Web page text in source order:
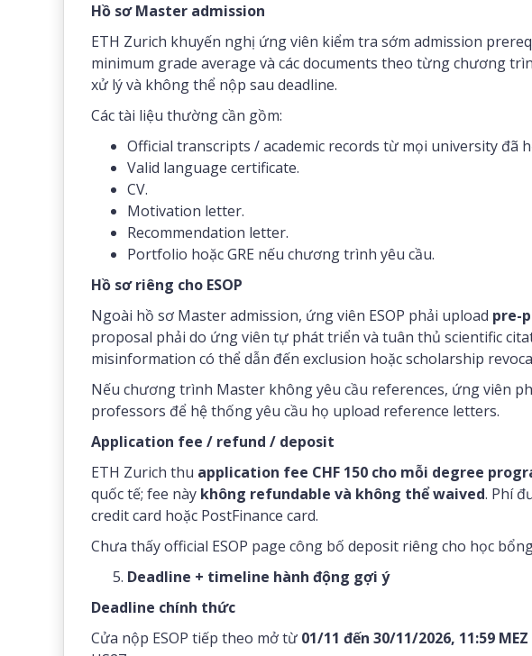
Hồ sơ Master admission
ETH Zurich khuyến nghị ứng viên kiểm tra sớm admission
minimum grade average và các documents theo từng chương
xử lý và không thể nộp sau deadline.
Các tài liệu thường cần gồm:
Official transcripts / academic records từ mọi university đã
Valid language certificate.
CV.
Motivation letter.
Recommendation letter.
Portfolio hoặc GRE nếu chương trình yêu cầu.
Hồ sơ riêng cho ESOP
Ngoài hồ sơ Master admission, ứng viên ESOP phải upload pre-
proposal phải do ứng viên tự phát triển và tuân thủ scientific
misinformation có thể dẫn đến exclusion hoặc scholarship
Nếu chương trình Master không yêu cầu references, ứng viên
professors để hệ thống yêu cầu họ upload reference letters.
Application fee / refund / deposit
ETH Zurich thu application fee CHF 150 cho mỗi degree
quốc tế; fee này không refundable và không thể waived. Phí
credit card hoặc PostFinance card.
Chưa thấy official ESOP page công bố deposit riêng cho học
Deadline + timeline hành động gợi ý
Deadline chính thức
Cửa nộp ESOP tiếp theo mở từ 01/11 đến 30/11/2026, 11:59 MEZ